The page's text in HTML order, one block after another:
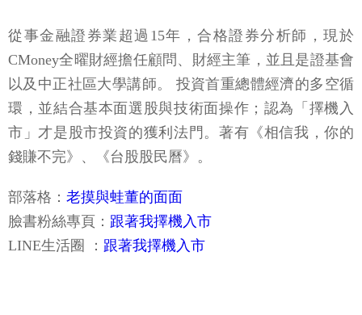
從事金融證券業超過15年，合格證券分析師，現於
CMoney全曜財經擔任顧問、財經主筆，並且是證基會
以及中正社區大學講師。 投資首重總體經濟的多空循
環，並結合基本面選股與技術面操作；認為「擇機入
市」才是股市投資的獲利法門。著有《相信我，你的
錢賺不完》、《台股股民曆》。
部落格： 老摸與蛙董的面面
臉書粉絲專頁： 跟著我擇機入市
LINE生活圈 ： 跟著我擇機入市